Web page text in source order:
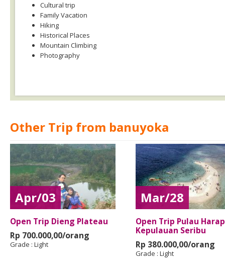
Cultural trip
Family Vacation
Hiking
Historical Places
Mountain Climbing
Photography
Other Trip from banuyoka
Apr/03
Open Trip Dieng Plateau
Rp 700.000,00/orang
Grade : Light
Mar/28
Open Trip Pulau
Kepulauan Seribu
Rp 380.000,00/orang
Grade : Light